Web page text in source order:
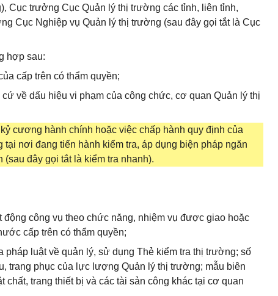
Cục trưởng Cục Quản lý thị trường các tỉnh, liên tỉnh,
Cục Nghiệp vụ Quản lý thị trường (sau đây gọi tắt là Cục
hợp sau:
cấp trên có thẩm quyền;
về dấu hiệu vi phạm của công chức, cơ quan Quản lý thị
cương hành chính hoặc việc chấp hành quy định của
nơi đang tiến hành kiểm tra, áp dụng biện pháp ngăn
đây gọi tắt là kiểm tra nhanh).
công vụ theo chức năng, nhiệm vụ được giao hoặc
cấp trên có thẩm quyền;
pháp luật về quản lý, sử dụng Thẻ kiểm tra thị trường; số
trang phục của lực lượng Quản lý thị trường; mẫu biên
chất, trang thiết bị và các tài sản công khác tại cơ quan